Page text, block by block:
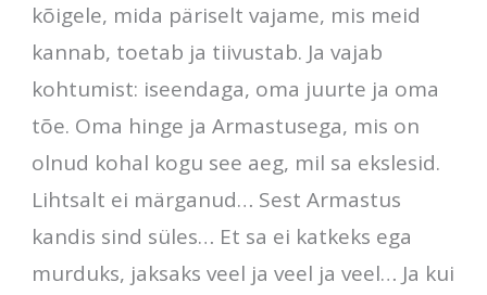
kõigele, mida päriselt vajame, mis meid
kannab, toetab ja tiivustab. Ja vajab
kohtumist: iseendaga, oma juurte ja oma
tõe. Oma hinge ja Armastusega, mis on
olnud kohal kogu see aeg, mil sa ekslesid.
Lihtsalt ei märganud… Sest Armastus
kandis sind süles… Et sa ei katkeks ega
murduks, jaksaks veel ja veel ja veel… Ja kui